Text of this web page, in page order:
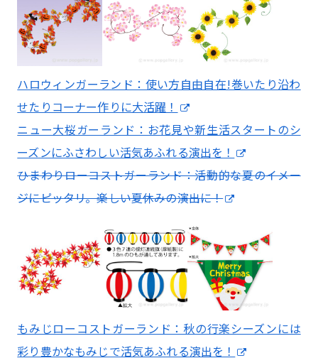
ハロウィンガーランド：使い方自由自在!巻いたり沿わ
せたりコーナー作りに大活躍！
ニュー大桜ガーランド：お花見や新生活スタートのシ
ーズンにふさわしい活気あふれる演出を！
ひまわりローコストガーランド：活動的な夏のイメー
ジにピッタリ。楽しい夏休みの演出に！
もみじローコストガーランド：秋の行楽シーズンには
彩り豊かなもみじで活気あふれる演出を！